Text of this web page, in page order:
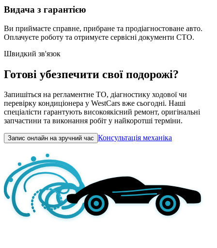
Видача з гарантією
Ви приймаєте справне, прибране та продіагностоване авто.
Оплачуєте роботу та отримуєте сервісні документи СТО.
Швидкий зв'язок
Готові убезпечити свої подорожі?
Запишіться на регламентне ТО, діагностику ходової чи
перевірку кондиціонера у WestCars вже сьогодні. Наші
спеціалісти гарантують високоякісний ремонт, оригінальні
запчастини та виконання робіт у найкоротші терміни.
Запис онлайн на зручний час Консультація механіка